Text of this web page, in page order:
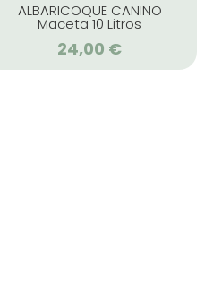
ALBARICOQUE CANINO
Maceta 10 Litros
24,00 €